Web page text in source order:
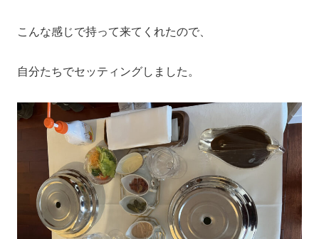
こんな感じで持って来てくれたので、
自分たちでセッティングしました。